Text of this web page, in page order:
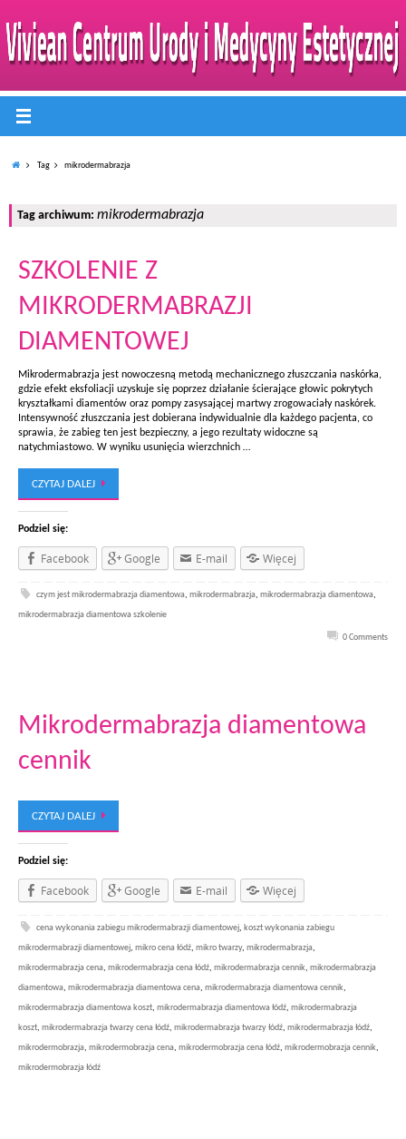
Tag mikrodermabrazja
Tag archiwum: mikrodermabrazja
SZKOLENIE Z
MIKRODERMABRAZJI
DIAMENTOWEJ
Mikrodermabrazja jest nowoczesną metodą mechanicznego złuszczania naskórka,
gdzie efekt eksfoliacji uzyskuje się poprzez działanie ścierające głowic pokrytych
kryształkami diamentów oraz pompy zasysającej martwy zrogowaciały naskórek.
Intensywność złuszczania jest dobierana indywidualnie dla każdego pacjenta, co
sprawia, że zabieg ten jest bezpieczny, a jego rezultaty widoczne są
natychmiastowo. W wyniku usunięcia wierzchnich …
CZYTAJ DALEJ
Podziel się:
Facebook Google E-mail Więcej
czym jest mikrodermabrazja diamentowa,mikrodermabrazja,mikrodermabrazja diamentowa,
mikrodermabrazja diamentowa szkolenie
0 Comments
Mikrodermabrazja diamentowa
cennik
CZYTAJ DALEJ
Podziel się:
Facebook Google E-mail Więcej
cena wykonania zabiegu mikrodermabrazji diamentowej, koszt wykonania zabiegu
mikrodermabrazji diamentowej, mikro cena łódź, mikro twarzy, mikrodermabrazja,
mikrodermabrazja cena, mikrodermabrazja cena łódź, mikrodermabrazja cennik, mikrodermabrazja
diamentowa, mikrodermabrazja diamentowa cena, mikrodermabrazja diamentowa cennik,
mikrodermabrazja diamentowa koszt, mikrodermabrazja diamentowa łódź, mikrodermabrazja
koszt, mikrodermabrazja twarzy cena łódź, mikrodermabrazja twarzy łódź, mikrodermabrazja łódź,
mikrodermobrazja, mikrodermobrazja cena, mikrodermobrazja cena łódź, mikrodermobrazja cennik,
mikrodermobrazja łódź